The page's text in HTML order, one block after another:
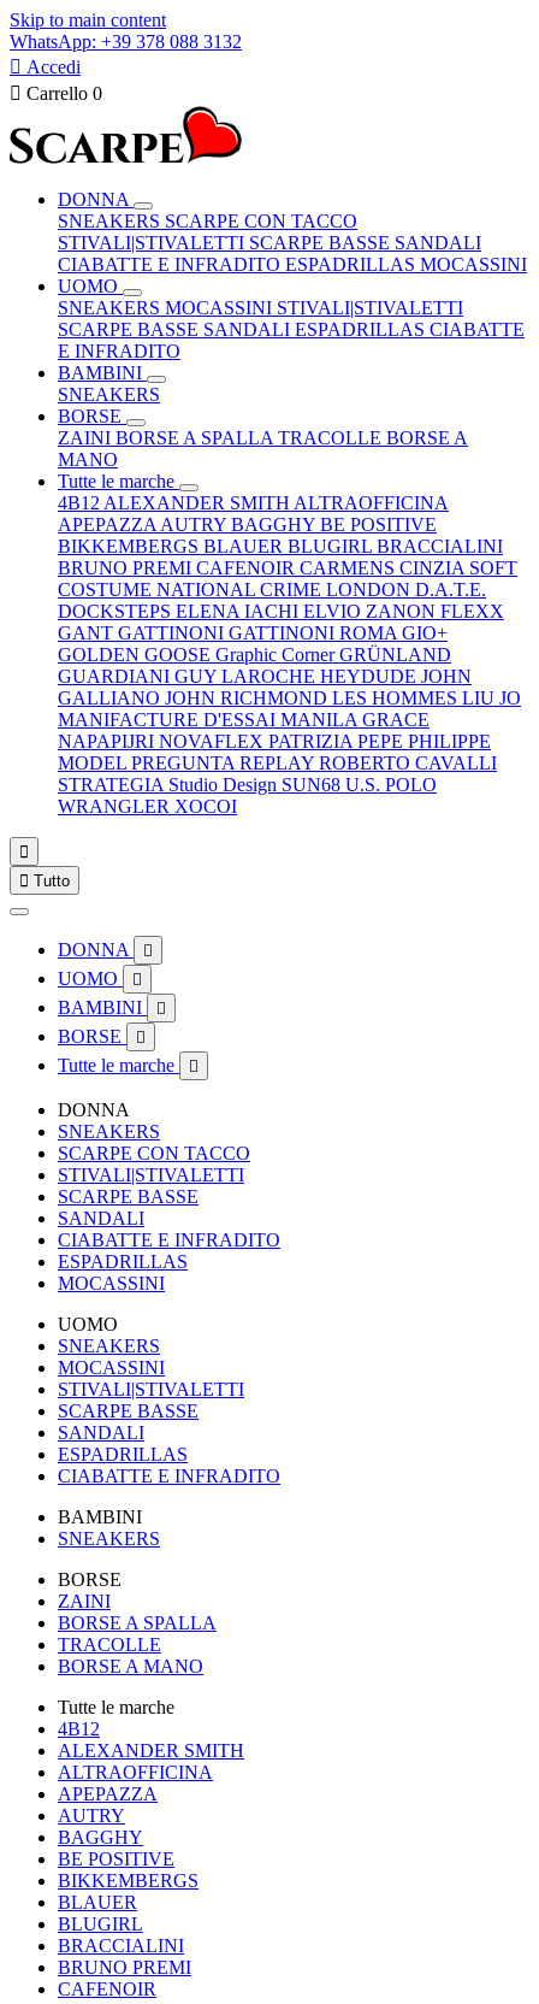
Skip to main content
WhatsApp: +39 378 088 3132
 Accedi
 Carrello 0
DONNA
SNEAKERS SCARPE CON TACCO
STIVALI|STIVALETTI SCARPE BASSE SANDALI
CIABATTE E INFRADITO ESPADRILLAS MOCASSINI
UOMO
SNEAKERS MOCASSINI STIVALI|STIVALETTI
SCARPE BASSE SANDALI ESPADRILLAS CIABATTE
E INFRADITO
BAMBINI
SNEAKERS
BORSE
ZAINI BORSE A SPALLA TRACOLLE BORSE A
MANO
Tutte le marche
4B12 ALEXANDER SMITH ALTRAOFFICINA
APEPAZZA AUTRY BAGGHY BE POSITIVE
BIKKEMBERGS BLAUER BLUGIRL BRACCIALINI
BRUNO PREMI CAFENOIR CARMENS CINZIA SOFT
COSTUME NATIONAL CRIME LONDON D.A.T.E.
DOCKSTEPS ELENA IACHI ELVIO ZANON FLEXX
GANT GATTINONI GATTINONI ROMA GIO+
GOLDEN GOOSE Graphic CornerGRÜNLAND
GUARDIANI GUY LAROCHE HEYDUDE JOHN
GALLIANO JOHN RICHMOND LES HOMMES LIU JO
MANIFACTURE D'ESSAI MANILA GRACE
NAPAPIJRI NOVAFLEX PATRIZIA PEPE PHILIPPE
MODEL PREGUNTA REPLAY ROBERTO CAVALLI
STRATEGIA Studio Design SUN68 U.S. POLO
WRANGLER XOCOI

 Tutto
DONNA 
UOMO 
BAMBINI 
BORSE 
Tutte le marche 
DONNA
SNEAKERS
SCARPE CON TACCO
STIVALI|STIVALETTI
SCARPE BASSE
SANDALI
CIABATTE E INFRADITO
ESPADRILLAS
MOCASSINI
UOMO
SNEAKERS
MOCASSINI
STIVALI|STIVALETTI
SCARPE BASSE
SANDALI
ESPADRILLAS
CIABATTE E INFRADITO
BAMBINI
SNEAKERS
BORSE
ZAINI
BORSE A SPALLA
TRACOLLE
BORSE A MANO
Tutte le marche
4B12
ALEXANDER SMITH
ALTRAOFFICINA
APEPAZZA
AUTRY
BAGGHY
BE POSITIVE
BIKKEMBERGS
BLAUER
BLUGIRL
BRACCIALINI
BRUNO PREMI
CAFENOIR